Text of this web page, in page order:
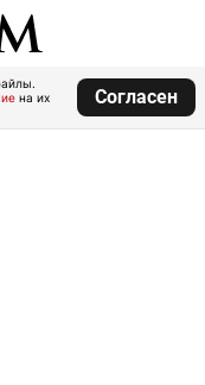
на их
Согласен